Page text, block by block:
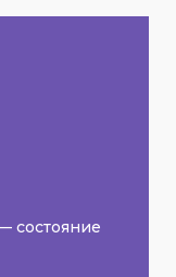
состояние